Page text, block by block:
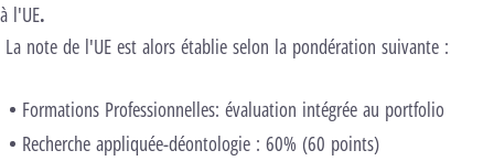
à l'UE.
La note de l'UE est alors établie selon la pondération suivante :
Formations Professionnelles: évaluation intégrée au portfolio
Recherche appliquée-déontologie : 60% (60 points)